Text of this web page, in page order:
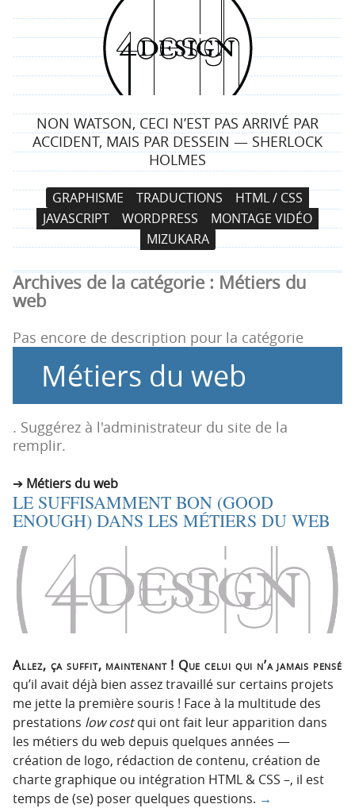
4
d
e
s
i
g
n
NON WATSON, CECI N’EST PAS ARRIVÉ PAR
ACCIDENT, MAIS PAR DESSEIN — SHERLOCK
HOLMES
g
a
t
i
o
r
n
i
p
a
e
r
a
u
c
o
e
u
GRAPHISME TRADUCTIONS
HTML / CSS
JAVASCRIPT
WORDPRESS
MONTAGE VIDÉO
MIZUKARA
Archives de la catégorie : Métiers du
web
Pas encore de description pour la catégorie
Métiers du web
. Suggérez à l'administrateur du site de la
remplir.
Métiers du web
LE SUFFISAMMENT BON (GOOD
ENOUGH) DANS LES MÉTIERS DU WEB
Allez, ça suffit, maintenant ! Que celui qui n’a jamais pensé
qu’il avait déjà bien assez travaillé sur certains projets
me jette la première souris ! Face à la multitude des
prestations low costqui ont fait leur apparition dans
les métiers du web depuis quelques années —
création de logo, rédaction de contenu, création de
charte graphique ou intégration HTML & CSS –, il est
temps de (se) poser quelques questions. →